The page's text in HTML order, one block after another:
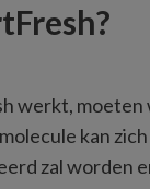
werkt,
kan
zal worden